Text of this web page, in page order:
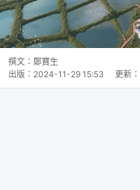
撰文： 鄭寶生
出版： 2024-11-29 15:53 更新：